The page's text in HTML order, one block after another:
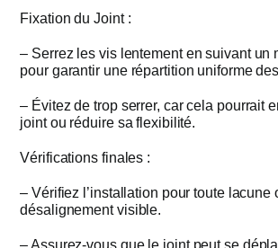
Fixation du Joint :
– Serrez les vis lentement en suivant un
pour garantir une répartition uniforme
– Évitez de trop serrer, car cela pourrait
joint ou réduire sa flexibilité.
Vérifications finales :
– Vérifiez l’installation pour toute lacune
désalignement visible.